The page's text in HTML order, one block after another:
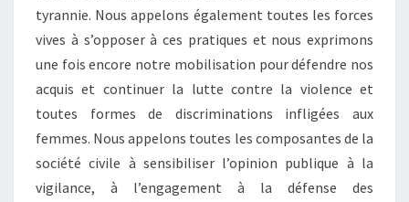
tyrannie. Nous appelons également toutes les forces
vives à s’opposer à ces pratiques et nous exprimons
une fois encore notre mobilisation pour défendre nos
acquis et continuer la lutte contre la violence et
toutes formes de discriminations infligées aux
femmes. Nous appelons toutes les composantes de la
société civile à sensibiliser l’opinion publique à la
vigilance, à l’engagement à la défense des